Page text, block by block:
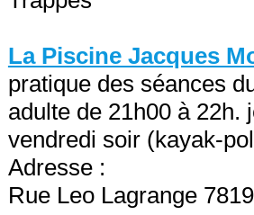
La Piscine Jacques
pratique des séances
adulte de 21h00 à 22h.
vendredi soir (kayak-
Adresse :
Rue Leo Lagrange